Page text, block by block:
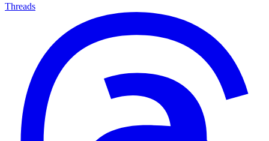
Threads